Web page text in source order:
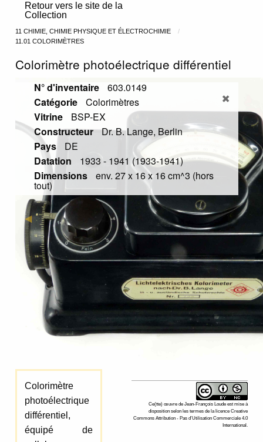
Retour vers le site de la
Collection
11 CHIMIE, CHIMIE PHYSIQUE ET ÉLECTROCHIMIE
11.01 COLORIMÈTRES
Colorimètre photoélectrique différentiel
Previous Slide
◀︎
N° d'inventaire
603.0149
Catégorie
Colorimètres
Vitrine
BSP-EX
Constructeur Dr. B. Lange, Berlin
Pays
DE
Datation
1933 - 1941 (1933-1941)
Dimensions
env. 27 x 16 x 16 cm^3 (hors
tout)
Colorimètre
photoélectrique
différentiel,
équipé de
Ce(tte) œuvre de Jean-François Loude est mise à
disposition selon les termes de la licence Creative
Commons Attribution - Pas d’Utilisation Commerciale 4.0
International.